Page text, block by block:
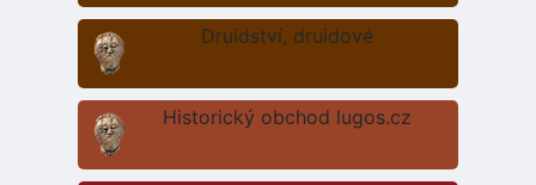
Druidství, druidové
Historický obchod lugos.cz